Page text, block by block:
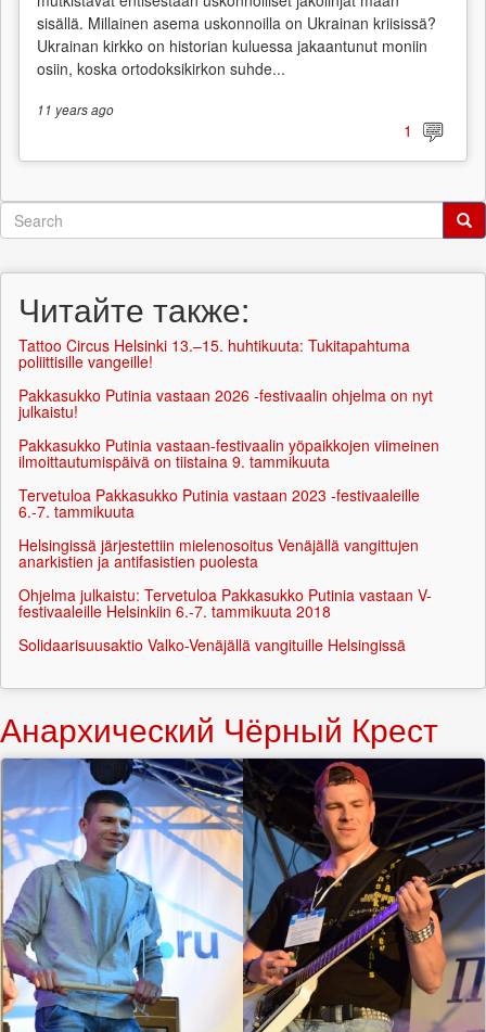
sisällä. Millainen asema uskonnoilla on Ukrainan kriisissä?
Ukrainan kirkko on historian kuluessa jakaantunut moniin
osiin, koska ortodoksikirkon suhde...
11 yearsago
1
Search
Читайте также:
Tattoo Circus Helsinki 13.–15. huhtikuuta: Tukitapahtuma
poliittisille vangeille!
Pakkasukko Putinia vastaan 2026 -festivaalin ohjelma on nyt
julkaistu!
Pakkasukko Putinia vastaan-festivaalin yöpaikkojen viimeinen
ilmoittautumispäivä on tiistaina 9. tammikuuta
Tervetuloa Pakkasukko Putinia vastaan 2023 -festivaaleille
6.-7. tammikuuta
Helsingissä järjestettiin mielenosoitus Venäjällä vangittujen
anarkistien ja antifasistien puolesta
Ohjelma julkaistu: Tervetuloa Pakkasukko Putinia vastaan V-
festivaaleille Helsinkiin 6.-7. tammikuuta 2018
Solidaarisuusaktio Valko-Venäjällä vangituille Helsingissä
Анархический Чёрный Крест